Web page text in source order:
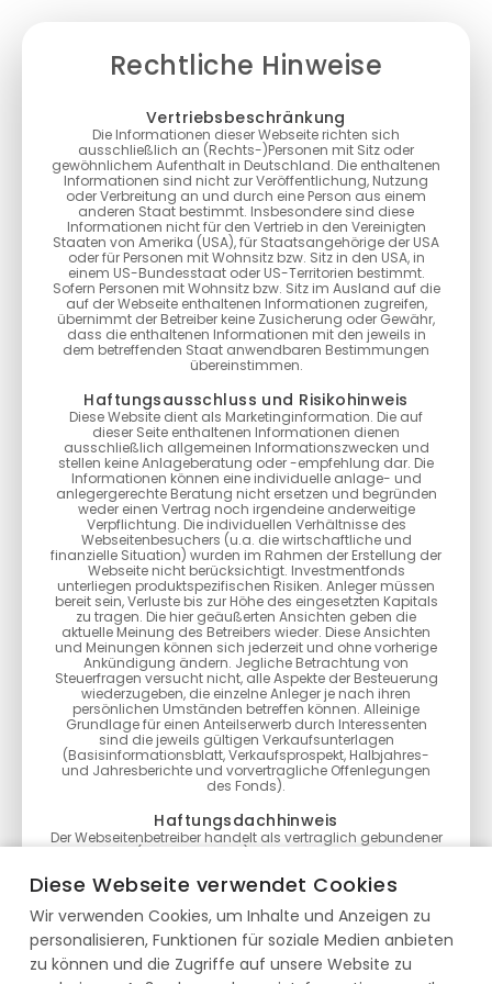
Diese Webseite verwendet Cookies
Wir verwenden Cookies, um Inhalte und Anzeigen zu
personalisieren, Funktionen für soziale Medien anbieten
zu können und die Zugriffe auf unsere Website zu
Rechtliche Hinweise
Vertriebsbeschränkung
Die Informationen dieser Webseite richten sich
ausschließlich an (Rechts-)Personen mit Sitz oder
gewöhnlichem Aufenthalt in Deutschland. Die enthaltenen
Informationen sind nicht zur Veröffentlichung, Nutzung
oder Verbreitung an und durch eine Person aus einem
anderen Staat bestimmt. Insbesondere sind diese
Informationen nicht für den Vertrieb in den Vereinigten
Staaten von Amerika (USA), für Staatsangehörige der USA
oder für Personen mit Wohnsitz bzw. Sitz in den USA, in
einem US-Bundesstaat oder US-Territorien bestimmt.
Sofern Personen mit Wohnsitz bzw. Sitz im Ausland auf die
auf der Webseite enthaltenen Informationen zugreifen,
übernimmt der Betreiber keine Zusicherung oder Gewähr,
dass die enthaltenen Informationen mit den jeweils in
dem betreffenden Staat anwendbaren Bestimmungen
übereinstimmen.
Haftungsausschluss und Risikohinweis
Diese Website dient als Marketinginformation. Die auf
dieser Seite enthaltenen Informationen dienen
ausschließlich allgemeinen Informationszwecken und
stellen keine Anlageberatung oder -empfehlung dar. Die
Informationen können eine individuelle anlage- und
anlegergerechte Beratung nicht ersetzen und begründen
weder einen Vertrag noch irgendeine anderweitige
Verpflichtung. Die individuellen Verhältnisse des
Webseitenbesuchers (u.a. die wirtschaftliche und
finanzielle Situation) wurden im Rahmen der Erstellung der
Webseite nicht berücksichtigt. Investmentfonds
unterliegen produktspezifischen Risiken. Anleger müssen
bereit sein, Verluste bis zur Höhe des eingesetzten Kapitals
zu tragen. Die hier geäußerten Ansichten geben die
aktuelle Meinung des Betreibers wieder. Diese Ansichten
und Meinungen können sich jederzeit und ohne vorherige
Ankündigung ändern. Jegliche Betrachtung von
Steuerfragen versucht nicht, alle Aspekte der Besteuerung
wiederzugeben, die einzelne Anleger je nach ihren
persönlichen Umständen betreffen können. Alleinige
Grundlage für einen Anteilserwerb durch Interessenten
sind die jeweils gültigen Verkaufsunterlagen
(Basisinformationsblatt, Verkaufsprospekt, Halbjahres-
und Jahresberichte und vorvertragliche Offenlegungen
des Fonds).
Haftungsdachhinweis
Der Webseitenbetreiber handelt als vertraglich gebundener
Vermittler (§ 3 Abs. 2 WpIG) im Auftrag, im Namen, für
Haftungsträgers BN & Partners Capital AG, Steinstraße 33,
Erbringung der Anlageberatung gemäß § 2 Abs. 2 Nr. 4
WpIG und der Anlagevermittlung gemäß § 2 Abs. 2 Nr. 3
WpIG eine entsprechende Erlaubnis der Bundesanstalt für
Finanzdienstleistungsaufsicht gemäß § 15 WpIG.